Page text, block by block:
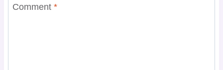
Comment *